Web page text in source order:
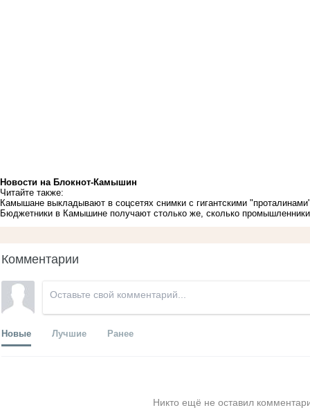
Новости на Блoкнoт-Камышин
Читайте также:
Камышане выкладывают в соцсетях снимки с гигантскими
Бюджетники в Камышине получают столько же, сколько
Комментарии
Новые Лучшие Ранее
Никто ещё не оставил